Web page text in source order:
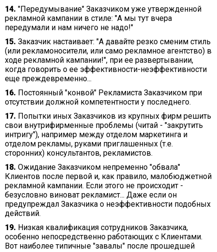
14. "Передумывание" Заказчиком уже утвержденной
рекламной кампании в стиле: "А мы тут вчера
передумали и нам ничего не надо!"
15. Заказчик настаивает: "А давайте резко сменим стиль
(или рекламоносители, или само рекламное агентство) в
ходе рекламной кампании!", при ее развертывании,
когда говорить о ее эффективности-неэффективности
еще преждевременно...
16. Постоянный "конвой" Рекламиста Заказчиком при
отсутствии должной компетентности у последнего.
17. Попытки иных Заказчиков из крупных фирм решить
свои внутрифирменные проблемы (читай - "закрутить
интригу"), например между отделом маркетинга и
отделом рекламы, руками приглашенных (т.е.
сторонних) консультантов, рекламистов.
18. Ожидание Заказчиком непременно "обвала"
Клиентов после первой и, как правило, малобюджетной
рекламной кампании. Если этого не происходит -
безусловно виноват рекламист... Даже если он
предупреждал Заказчика о неэффективности подобных
действий.
19. Низкая квалификация сотрудников Заказчика,
особенно непосредственно работающих с Клиентами.
Вот наиболее типичные "завалы" после прошедшей